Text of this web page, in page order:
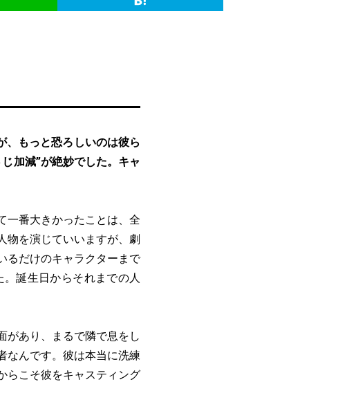
、もっと恐ろしいのは彼ら
加減”が絶妙でした。キャ
一番大きかったことは、全
物を演じていいますが、劇
るだけのキャラクターまで
誕生日からそれまでの人
があり、まるで隣で息をし
なんです。彼は本当に洗練
らこそ彼をキャスティング